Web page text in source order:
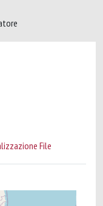
File